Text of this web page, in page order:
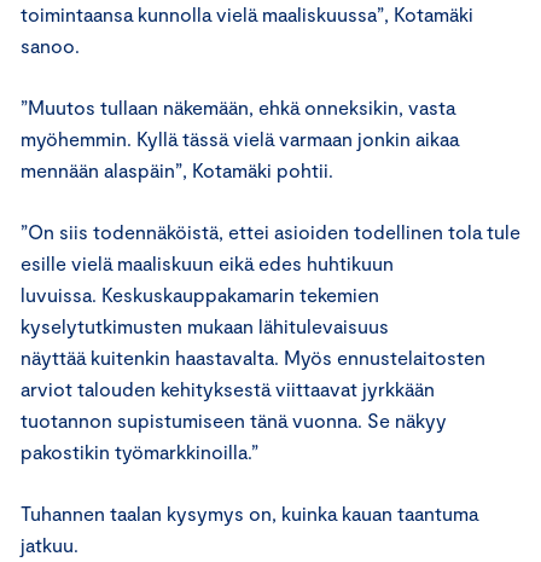
toimintaansa kunnolla vielä maaliskuussa”, Kotamäki
sanoo.
”Muutos tullaan näkemään, ehkä onneksikin, vasta
myöhemmin. Kyllä tässä vielä varmaan jonkin aikaa
mennään alaspäin”, Kotamäki pohtii.
”On siis todennäköistä, ettei asioiden todellinen tola tule
esille vielä maaliskuun eikä edes huhtikuun
luvuissa. Keskuskauppakamarin tekemien
kyselytutkimusten mukaan lähitulevaisuus
näyttää kuitenkin haastavalta. Myös ennustelaitosten
arviot talouden kehityksestä viittaavat jyrkkään
tuotannon supistumiseen tänä vuonna. Se näkyy
pakostikin työmarkkinoilla.”
Tuhannen taalan kysymys on, kuinka kauan taantuma
jatkuu.